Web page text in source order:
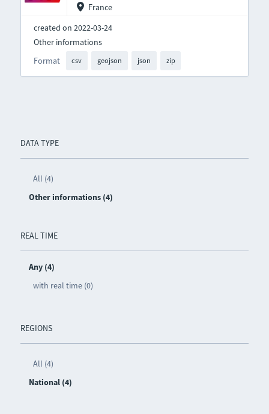
DATA TYPE
All (4)
Other informations (4)
REAL TIME
Any (4)
with real time (0)
REGIONS
All (4)
National (4)
France
created on 2022-03-24
Format csv geojson json zip
Other informations